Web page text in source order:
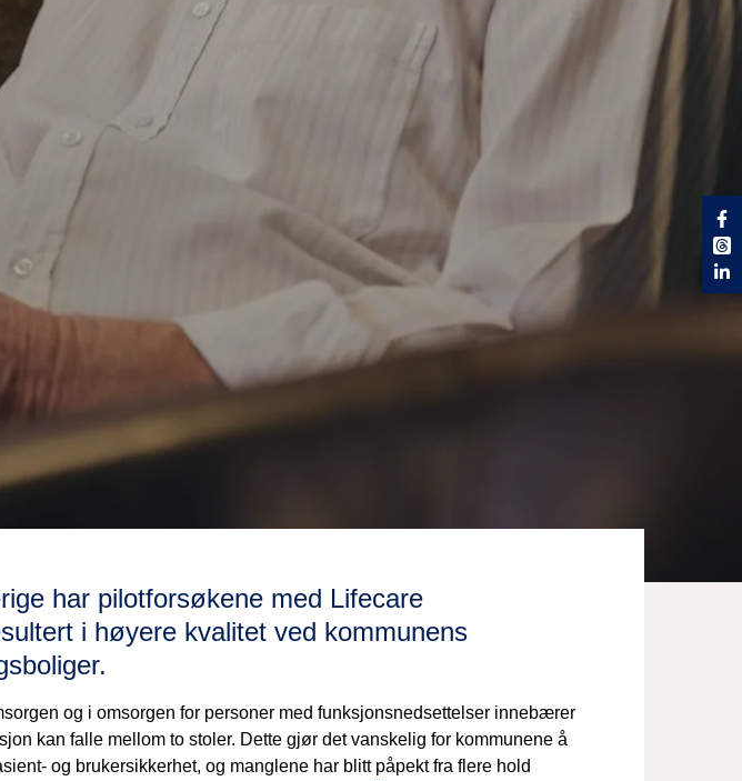
har pilotforsøkene med Lifecare
i høyere kvalitet ved kommunens
og i omsorgen for personer med funksjonsnedsettelser innebærer
kan falle mellom to stoler. Dette gjør det vanskelig for kommunene å
og brukersikkerhet, og manglene har blitt påpekt fra flere hold